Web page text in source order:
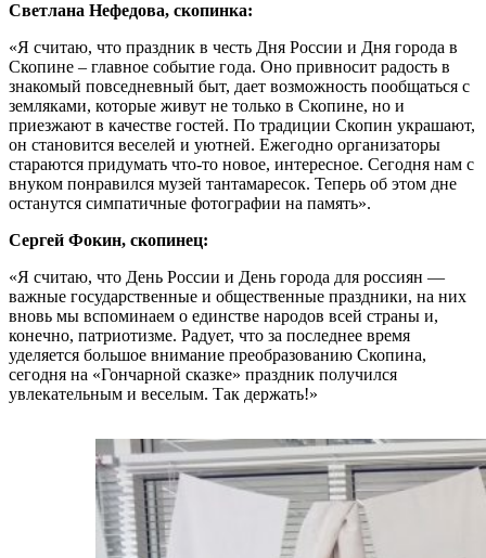
Светлана Нефедова, скопинка:
«Я считаю, что праздник в честь Дня России и Дня города в
Скопине – главное событие года. Оно привносит радость в
знакомый повседневный быт, дает возможность пообщаться с
земляками, которые живут не только в Скопине, но и
приезжают в качестве гостей. По традиции Скопин украшают,
он становится веселей и уютней. Ежегодно организаторы
стараются придумать что-то новое, интересное. Сегодня нам с
внуком понравился музей тантамаресок. Теперь об этом дне
останутся симпатичные фотографии на память».
Сергей Фокин, скопинец:
«Я считаю, что День России и День города для россиян —
важные государственные и общественные праздники, на них
вновь мы вспоминаем о единстве народов всей страны и,
конечно, патриотизме. Радует, что за последнее время
уделяется большое внимание преобразованию Скопина,
сегодня на «Гончарной сказке» праздник получился
увлекательным и веселым. Так держать!»